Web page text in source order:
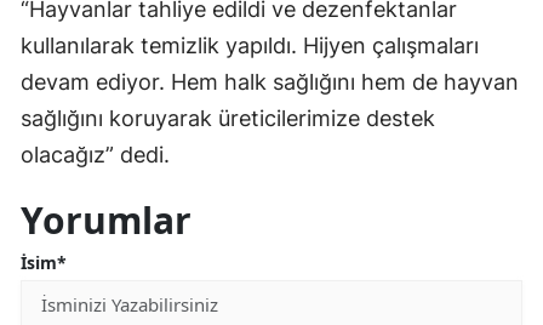
“Hayvanlar tahliye edildi ve dezenfektanlar
kullanılarak temizlik yapıldı. Hijyen çalışmaları
devam ediyor. Hem halk sağlığını hem de hayvan
sağlığını koruyarak üreticilerimize destek
olacağız” dedi.
Yorumlar
İsim*